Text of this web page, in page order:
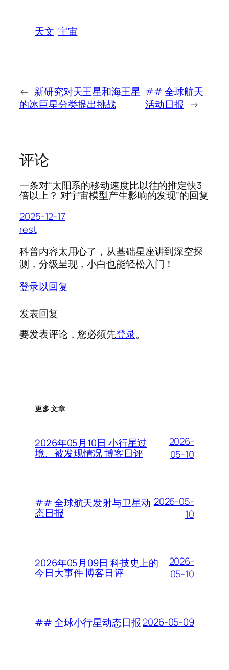
天文 宇宙
← 新研究对天王星和海王星
的冰巨星分类提出挑战
## 全球航天
活动日报 →
评论
一条对“太阳系的移动速度比以往的推定快3
倍以上？ 对宇宙模型产生影响的发现”的回复
2025-12-17
rest
科普内容太用心了，从基础星座讲到深空探
测，分级呈现，小白也能轻松入门！
登录以回复
发表回复
要发表评论，您必须先登录。
更多文章
2026年05月10日 小行星过
境、被发现情况 博客日评
2026-
05-10
## 全球航天发射与卫星动
态日报
2026-05-
10
2026年05月09日 科技史上的
今日大事件 博客日评
2026-
05-10
## 全球小行星动态日报2026-05-09